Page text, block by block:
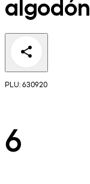
algodón
PLU: 630920
6